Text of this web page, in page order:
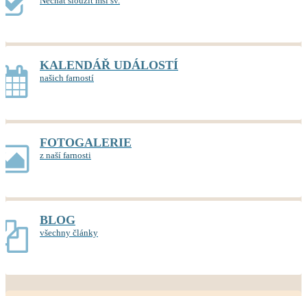
KALENDÁŘ UDÁLOSTÍ
našich farností
FOTOGALERIE
z naší farnosti
BLOG
všechny články